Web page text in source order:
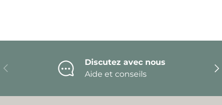
Précédent
Discutez avec nous
Aide et conseils